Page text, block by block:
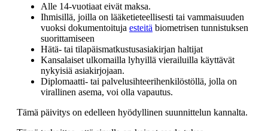
Alle 14-vuotiaat eivät maksa.
Ihmisillä, joilla on lääketieteellisesti tai vammaisuuden
vuoksi dokumentoituja esteitä biometrisen tunnistuksen
suorittamiseen
Hätä- tai tilapäismatkustusasiakirjan haltijat
Kansalaiset ulkomailla lyhyillä vierailuilla käyttävät
nykyisiä asiakirjojaan.
Diplomaatti- tai palvelusihteerihenkilöstöllä, jolla on
virallinen asema, voi olla vapautus.
Tämä päivitys on edelleen hyödyllinen suunnittelun kannalta.